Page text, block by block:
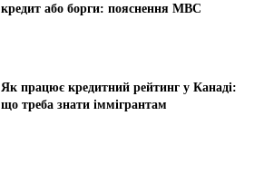
кредит або борги: пояснення МВС
Як працює кредитний рейтинг у Канаді:
що треба знати іммігрантам